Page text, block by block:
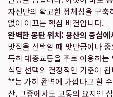
자신만의 확고한 정체성을 구
없이 이끄는 핵심 비결입니다.
완벽한 몽탄 위치: 용산의 중심
맛집을 선택할 때 맛만큼이나
특히 대중교통을 주로 이용하
식당 선택의 결정적인 기준이
**는 가히 완벽에 가깝다고 할
산, 그중에서도 교통의 요지인